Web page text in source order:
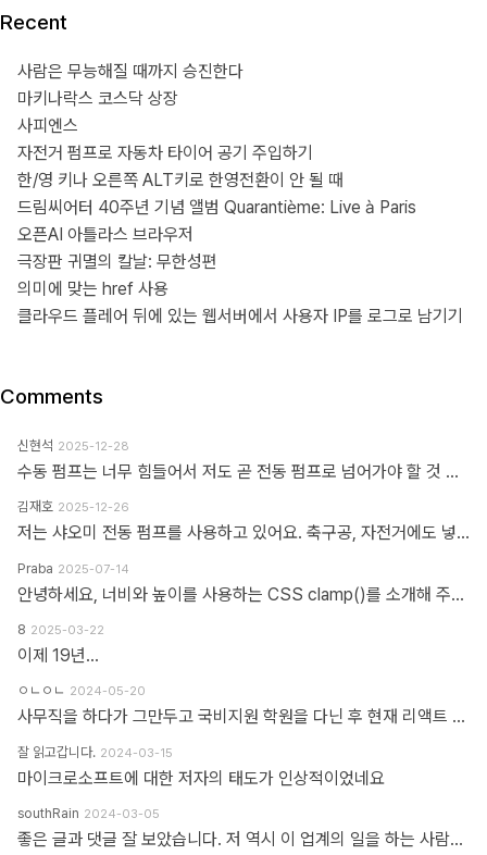
Recent
사람은 무능해질 때까지 승진한다
마키나락스 코스닥 상장
사피엔스
자전거 펌프로 자동차 타이어 공기 주입하기
한/영 키나 오른쪽 ALT키로 한영전환이 안 될 때
드림씨어터 40주년 기념 앨범 Quarantième: Live à Paris
오픈AI 아틀라스 브라우저
극장판 귀멸의 칼날: 무한성편
의미에 맞는 href 사용
클라우드 플레어 뒤에 있는 웹서버에서 사용자 IP를 로그로 남기기
Comments
신현석 2025-12-28
수동 펌프는 너무 힘들어서 저도 곧 전동 펌프로 넘어가야 할 것 같네요.
김재호 2025-12-26
저는 샤오미 전동 펌프를 사용하고 있어요. 축구공, 자전거에도 넣을 수 있고 자동차 바퀴에도 넣을 수 있어요. 아주 만족스럽습니다.
Praba 2025-07-14
안녕하세요, 너비와 높이를 사용하는 CSS clamp()를 소개해 주셔서 감사합니다. 작업 부담을 최소화하기 위해 calc(), min, max 등 언급하신 모든 기능을 갖춘 도구를 개발했습니다. https://clampgenerator.com/tools/layout-spacing-size/?property=width 에서 확인해 보세요. 즐거운 코딩 되세요.
8 2025-03-22
이제 19년...
ㅇㄴㅇㄴ 2024-05-20
사무직을 하다가 그만두고 국비지원 학원을 다닌 후 현재 리액트 개발자로 일하고 있습니다 다행인지 불행인지(?) 컴퓨터 학원을 간게 아니라 디자인 학원을 가게 되었고 그곳에서는 퍼블리셔와 프론트엔드 개발자의 용어를 혼동해서 사용하였습니다 즉 저는 한동한 "HTML 마크업 + 스타일링 + 약간의 이벤트" 오로지 "사용자가 보고 있는 부분"만 다루는 작업이 "프론트엔드 개발"로 알고 있었습니다 ============> 우리가 흔히 퍼블리셔라고 불리는 영역입니다 하지만 학습할수록 사용자 영역과 소위 백엔드라고 불리는 영역과의 호환이 필요하다는 것을 알게 되었고 그때부터 지금까지 배웠던것과 전혀 다른 역할과 기능들을 학습하게 되었습니다 즉 자바스크립트도 event와 document 부분이 아닌 배열과 객체를 편집하는 것을 배워야 하고 API를 호출해 어떻게 사용자 영역으로 가져와야 하는가 등등 기존 퍼블리셔 역할군과 전혀 다른 것들을 다루게 되었습니다 ============> 이것이 프론트엔드 영역입니다 제가 두 가지 길을 모두 걸어본 바 프론트엔드 개발은 퍼블리셔의 완벽한 상위 호환이고 추구하는 목적도, 기술도 완전히 다릅니다 처음부터 다른 길을 가야하고 생각의 구조도 다르게 가야합니다 그런 의미에서 처음에 퍼블리셔라는 말이 처음에는 편가르기 하는것처럼 싫었지만 지금은 명확하게 길을 제시한다는 관점에서 좋다는 생각을 해봅니다
잘 읽고갑니다. 2024-03-15
마이크로소프트에 대한 저자의 태도가 인상적이었네요
southRain 2024-03-05
좋은 글과 댓글 잘 보았습니다. 저 역시 이 업계의 일을 하는 사람으로써 '웹퍼블리셔' 라는 단어를 만드신 분을 이제 알았네요. 해당 용어를 만들어주셔서 감사합니다. 그 덕에 제 업무에 대한 명확한 기준을 세울 수 있었습니다. 전 이제껏 '웹퍼블리셔' 라는 직무에 부끄러운 적 없었습니다. '웹 퍼블리셔' 라는 직무를 부끄러워 하는 건, 본인이 해당 업무를 제대로 이해하지 못하고 잘 수행하지 못하기 때문이라고 생각해요. 해외와 국내의 개발업무 포지션에 대한 단어가 다를 뿐인데, 유독 국내 개발자들 중에는 굳이 급을 나누는 분들이 많더라구요. 근데 그렇게 급을 나누는 만큼 기본이 되어있는지 의심스러울 때도 많았습니다. 퍼블리셔와 상의없이 css framework 로 화면 대충 만들다가... 디자이너 요청 대로 화면 수정 못하고 대뜸 찾아와서는 수정해달라고 하는 적도 많았고... 만들어 준 화면도 자기 맘대로 이것저것 손대다가 오히려 화면 다 틀어지는 경우도 많이 봤습니다. 이런 걸 보면 오히려 '프론트엔드 개발자' 라고 본인을 지칭하는 분들이 해외와 전혀 다른 개념으로 이해하고 있는 게 아닌가 라는 생각도 들었습니다. 이제는 면역이 되서... 그런 분들 만나면 '그러려니...' 하고 말지만요. ㅎㅎ 각자가 맡은 업무가 있는 거고, 각자의 업무를 서로 존중하는 환경이 필요하다고 생각합니다. 그리고 각자의 자리에서 본인 업무를 충실하면 되지 않을까 싶습니다.